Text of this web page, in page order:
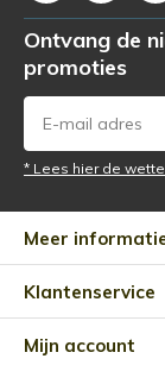
Ontvang de
promoties
* Lees hier de
Meer
Klantenservice
Mijn account